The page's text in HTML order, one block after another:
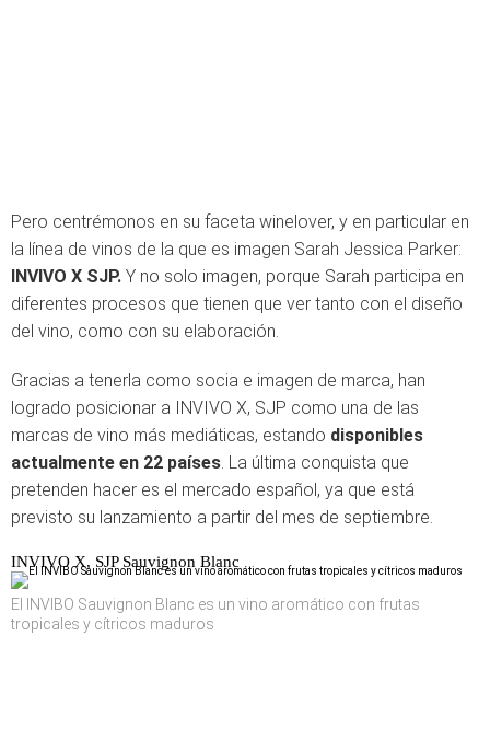
Pero centrémonos en su faceta winelover, y en particular en
la línea de vinos de la que es imagen Sarah Jessica Parker:
INVIVO X SJP. Y no solo imagen, porque Sarah participa en
diferentes procesos que tienen que ver tanto con el diseño
del vino, como con su elaboración.
Gracias a tenerla como socia e imagen de marca, han
logrado posicionar a INVIVO X, SJP como una de las
marcas de vino más mediáticas, estando disponibles
actualmente en 22 países. La última conquista que
pretenden hacer es el mercado español, ya que está
previsto su lanzamiento a partir del mes de septiembre.
INVIVO X, SJP Sauvignon Blanc
El INVIBO Sauvignon Blanc es un vino aromático con frutas
tropicales y cítricos maduros